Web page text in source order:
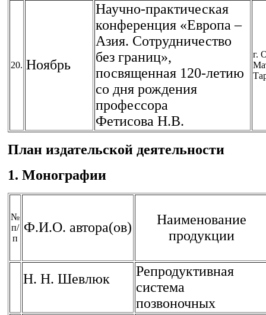
20. Ноябрь
Научно-практическая
конференция «Европа –
Азия. Сотрудничество
без границ»,
посвященная 120-летию
со дня рождения
профессора
Фетисова Н.В.
г.
План издательской деятельности
1. Монографии
№
п/
п
Ф.И.О. автора(ов)
Наименование
продукции
Н. Н. Шевлюк
Репродуктивная
система
позвоночных